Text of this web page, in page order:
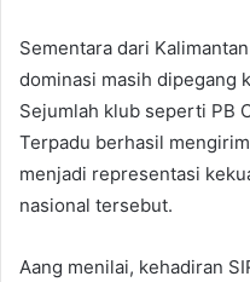
Sementara dari
dominasi masih dipegang
Sejumlah klub seperti PB
Terpadu berhasil
menjadi representasi
nasional tersebut.
Aang menilai, kehadiran